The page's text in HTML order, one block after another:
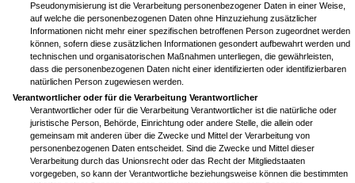
Pseudonymisierung ist die Verarbeitung personenbezogener Daten in einer Weise,
auf welche die personenbezogenen Daten ohne Hinzuziehung zusätzlicher
Informationen nicht mehr einer spezifischen betroffenen Person zugeordnet werden
können, sofern diese zusätzlichen Informationen gesondert aufbewahrt werden und
technischen und organisatorischen Maßnahmen unterliegen, die gewährleisten,
dass die personenbezogenen Daten nicht einer identifizierten oder identifizierbaren
natürlichen Person zugewiesen werden.
Verantwortlicher oder für die Verarbeitung Verantwortlicher
Verantwortlicher oder für die Verarbeitung Verantwortlicher ist die natürliche oder
juristische Person, Behörde, Einrichtung oder andere Stelle, die allein oder
gemeinsam mit anderen über die Zwecke und Mittel der Verarbeitung von
personenbezogenen Daten entscheidet. Sind die Zwecke und Mittel dieser
Verarbeitung durch das Unionsrecht oder das Recht der Mitgliedstaaten
vorgegeben, so kann der Verantwortliche beziehungsweise können die bestimmten